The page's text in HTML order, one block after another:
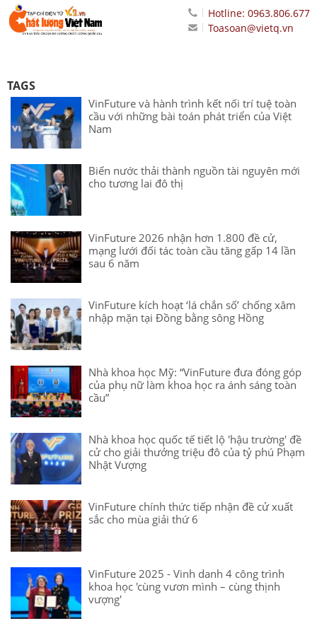
Hotline: 0963.806.677
Toasoan@vietq.vn
TAGS
VinFuture và hành trình kết nối trí tuệ toàn
cầu với những bài toán phát triển của Việt
Nam
Biến nước thải thành nguồn tài nguyên mới
cho tương lai đô thị
VinFuture 2026 nhận hơn 1.800 đề cử,
mạng lưới đối tác toàn cầu tăng gấp 14 lần
sau 6 năm
VinFuture kích hoạt ‘lá chắn số’ chống xâm
nhập mặn tại Đồng bằng sông Hồng
Nhà khoa học Mỹ: “VinFuture đưa đóng góp
của phụ nữ làm khoa học ra ánh sáng toàn
cầu”
Nhà khoa học quốc tế tiết lộ 'hậu trường' đề
cử cho giải thưởng triệu đô của tỷ phú Phạm
Nhật Vượng
VinFuture chính thức tiếp nhận đề cử xuất
sắc cho mùa giải thứ 6
VinFuture 2025 - Vinh danh 4 công trình
khoa học 'cùng vươn mình – cùng thịnh
vượng'